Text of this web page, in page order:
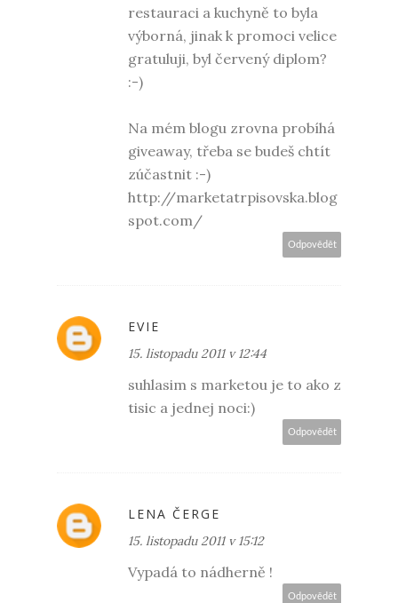
restauraci a kuchyně to byla
výborná, jinak k promoci velice
gratuluji, byl červený diplom?
:-)
Na mém blogu zrovna probíhá
giveaway, třeba se budeš chtít
zúčastnit :-)
http://marketatrpisovska.blog
spot.com/
Odpovědět
EVIE
15. listopadu 2011 v 12:44
suhlasim s marketou je to ako z
tisic a jednej noci:)
Odpovědět
LENA ČERGE
15. listopadu 2011 v 15:12
Vypadá to nádherně !
Odpovědět